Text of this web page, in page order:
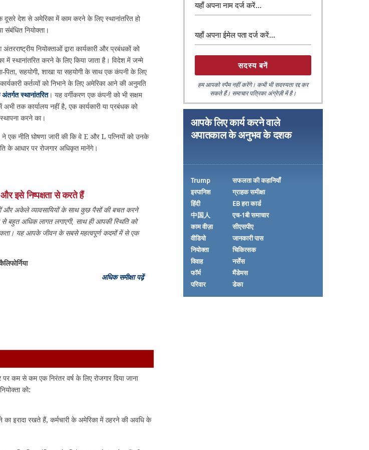
देश से अमेरिका में काम करने के लिए स्थानांतरित हो
संबंधित नियोक्ता।
नियोक्ताओं द्वारा कार्यकारी और प्रबंधकों को
में स्थानांतरित करने के लिए किया जाता है। विदेश में जन्मे
पिता, सहयोगी, शाखा या सहयोगी के साथ एक कंपनी के लिए
कर्तव्यों को निभाने के लिए अमेरिका आने की अनुमति
स्थानांतरित। यह वर्गीकरण एक कंपनी को भी सक्षम
तक कार्यालय नहीं है, एक कार्यकारी या प्रबंधक को
करने का।
एक नीति घोषणा जारी की कि वे E और L पत्नियों को उनके
के आधार पर रोजगार अधिकृत मानेंगे।
इसे निष्पक्षता से करते हैं
और अकेले व्यावसायियों के साथ कुछ पैसों की बचत करने
बहुत अधिक लागत लगाएगी, साथ ही आपकी स्थिति को
यह आपके जीवन के सबसे महत्वपूर्ण कदमों में से एक
अधिक समीक्षा पढ़ें
कम से कम एक निरंतर वर्ष के लिए रोजगार दिया जाना
को:
इरादा रखते हैं, कर्मचारी के अमेरिका में ठहरने की अवधि के
हम आपको स्पैम नहीं करेंगे। कभी भी सदस्यता रद्द कर
सकते हैं। समाचार पत्रिका अंग्रेज़ी में है।
आपके लिए कार्य करने वाले
अपातकाल के अनुभव के दशक
Trump
इस्पानिश
हिंदी
中国人
काम वीज़ा
वीडियो
नियोक्ता
विवाह
फॉर्म
परिवार
सफलता की कहानियाँ
ग्राहक समीक्षा
EB हरा कार्ड
एच-1बी समाचार
सीएसपीए
जानकारी पास
चिकित्सक
नर्सेस
मैंडेमस
डेका